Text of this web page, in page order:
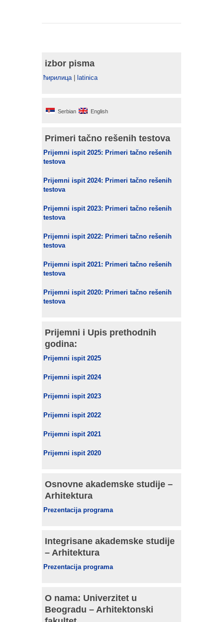
izbor pisma
ћирилица| latinica
Serbian English
Primeri tačno rešenih testova
Prijemni ispit 2025: Primeri tačno rešenih
testova
Prijemni ispit 2024: Primeri tačno rešenih
testova
Prijemni ispit 2023: Primeri tačno rešenih
testova
Prijemni ispit 2022: Primeri tačno rešenih
testova
Prijemni ispit 2021: Primeri tačno rešenih
testova
Prijemni ispit 2020: Primeri tačno rešenih
testova
Prijemni i Upis prethodnih
godina:
Prijemni ispit 2025
Prijemni ispit 2024
Prijemni ispit 2023
Prijemni ispit 2022
Prijemni ispit 2021
Prijemni ispit 2020
Osnovne akademske studije –
Arhitektura
Prezentacija programa
Integrisane akademske studije
– Arhitektura
Prezentacija programa
O nama: Univerzitet u
Beogradu – Arhitektonski